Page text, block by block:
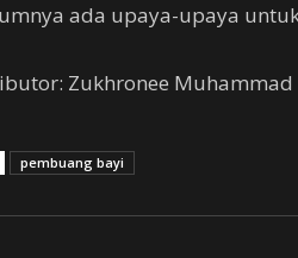
ada upaya-upaya
Zukhronee Muhammad
pembuang bayi